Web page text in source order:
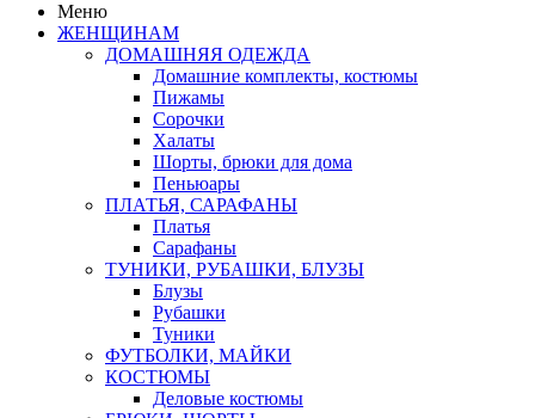
Меню
ЖЕНЩИНАМ
ДОМАШНЯЯ ОДЕЖДА
Домашние комплекты, костюмы
Пижамы
Сорочки
Халаты
Шорты, брюки для дома
Пеньюары
ПЛАТЬЯ, САРАФАНЫ
Платья
Сарафаны
ТУНИКИ, РУБАШКИ, БЛУЗЫ
Блузы
Рубашки
Туники
ФУТБОЛКИ, МАЙКИ
КОСТЮМЫ
Деловые костюмы